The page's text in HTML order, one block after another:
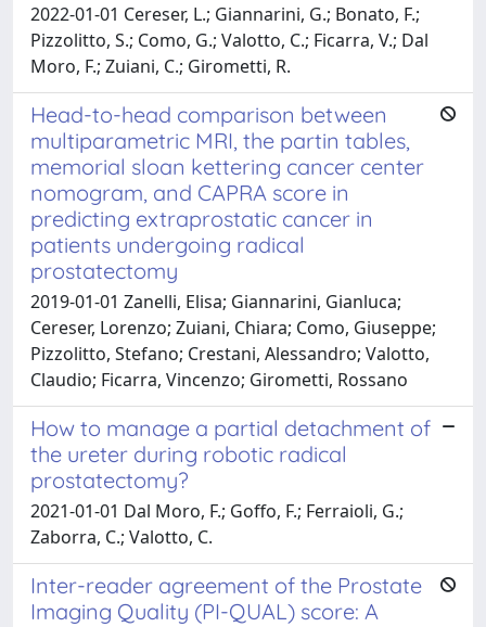
2022-01-01 Cereser, L.; Giannarini, G.; Bonato, F.;
Pizzolitto, S.; Como, G.; Valotto, C.; Ficarra, V.; Dal
Moro, F.; Zuiani, C.; Girometti, R.
Head-to-head comparison between
multiparametric MRI, the partin tables,
memorial sloan kettering cancer center
nomogram, and CAPRA score in
predicting extraprostatic cancer in
patients undergoing radical
prostatectomy
2019-01-01 Zanelli, Elisa; Giannarini, Gianluca;
Cereser, Lorenzo; Zuiani, Chiara; Como, Giuseppe;
Pizzolitto, Stefano; Crestani, Alessandro; Valotto,
Claudio; Ficarra, Vincenzo; Girometti, Rossano
How to manage a partial detachment of
the ureter during robotic radical
prostatectomy?
2021-01-01 Dal Moro, F.; Goffo, F.; Ferraioli, G.;
Zaborra, C.; Valotto, C.
Inter-reader agreement of the Prostate
Imaging Quality (PI-QUAL) score: A